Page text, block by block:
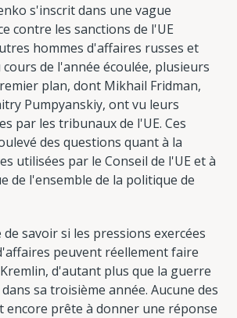
s'inscrit dans une vague
contre les sanctions de l'UE
hommes d'affaires russes et
de l'année écoulée, plusieurs
plan, dont Mikhail Fridman,
Pumpyanskiy, ont vu leurs
par les tribunaux de l'UE. Ces
des questions quant à la
utilisées par le Conseil de l'UE et à
de l'ensemble de la politique de
savoir si les pressions exercées
peuvent réellement faire
d'autant plus que la guerre
sa troisième année. Aucune des
encore prête à donner une réponse